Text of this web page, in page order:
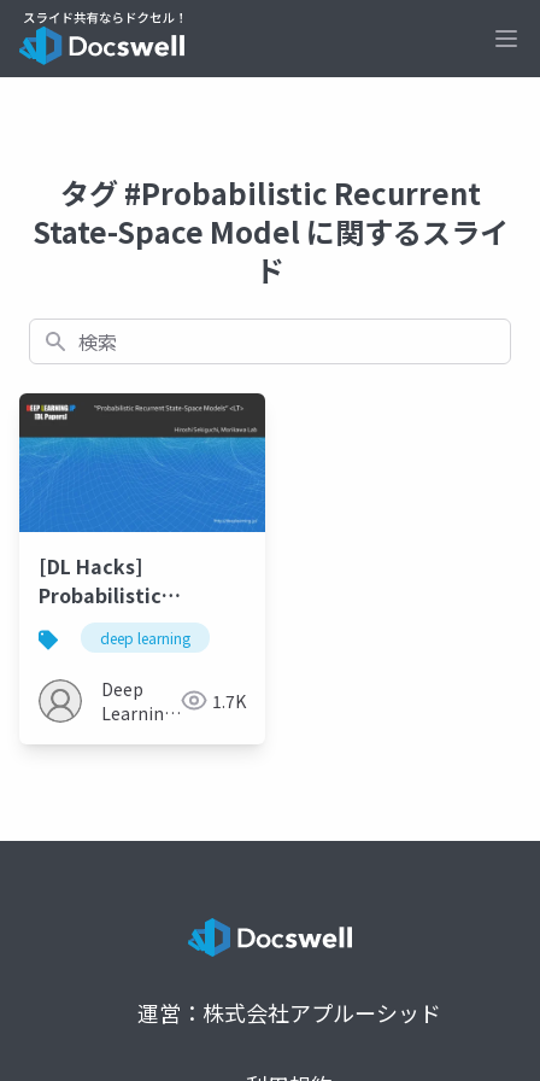
タグ #Probabilistic Recurrent
State-Space Model に関するスライ
ド
検索
[DL Hacks]
Probabilistic
Recurrent State-
Space Models
deep learning
Deep
Learning
1.7K
運営：株式会社アプルーシッド